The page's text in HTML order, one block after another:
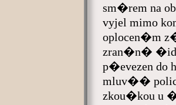
sm�rem na
vyjel mimo
oplocen�m
zran�n�
p�evezen do
mluv��
zkou�kou u